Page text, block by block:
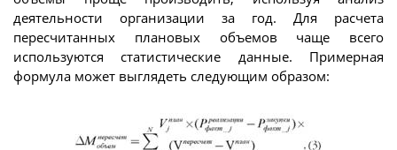
деятельности организации за год. Для расчета
пересчитанных плановых объемов чаще всего
используются статистические данные. Примерная
формула может выглядеть следующим образом: